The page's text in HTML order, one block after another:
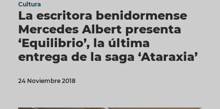
Cultura
La escritora benidormense
Mercedes Albert presenta
‘Equilibrio’, la última
entrega de la saga ‘Ataraxia’
24 Noviembre 2018